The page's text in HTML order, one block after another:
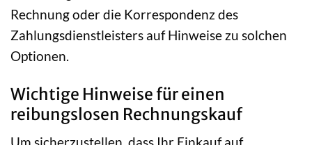
Rechnung oder die Korrespondenz des
Zahlungsdienstleisters auf Hinweise zu solchen
Optionen.
Wichtige Hinweise für einen
reibungslosen Rechnungskauf